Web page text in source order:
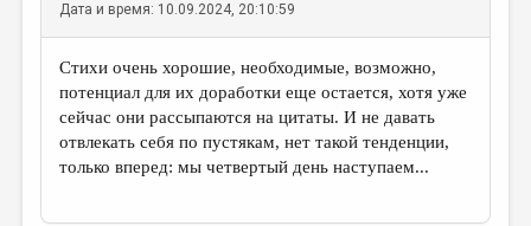
Дата и время: 10.09.2024, 20:10:59
Стихи очень хорошие, необходимые, возможно,
потенциал для их доработки еще остается, хотя уже
сейчас они рассыпаются на цитаты. И не давать
отвлекать себя по пустякам, нет такой тенденции,
только вперед: мы четвертый день наступаем...